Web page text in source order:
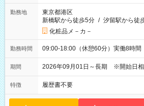
勤務地
東京都港区
新橋駅から徒歩5分 / 汐留駅から徒
化粧品メ－カ－
勤務時間 09:00-18:00（休憩60分）実働8時間
期間 2026年09月01日～長期 ※開始日
特徴 履歴書不要